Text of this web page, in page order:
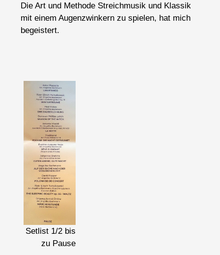
Die Art und Methode Streichmusik und Klassik
mit einem Augenzwinkern zu spielen, hat mich
begeistert.
Setlist 1/2 bis
zu Pause